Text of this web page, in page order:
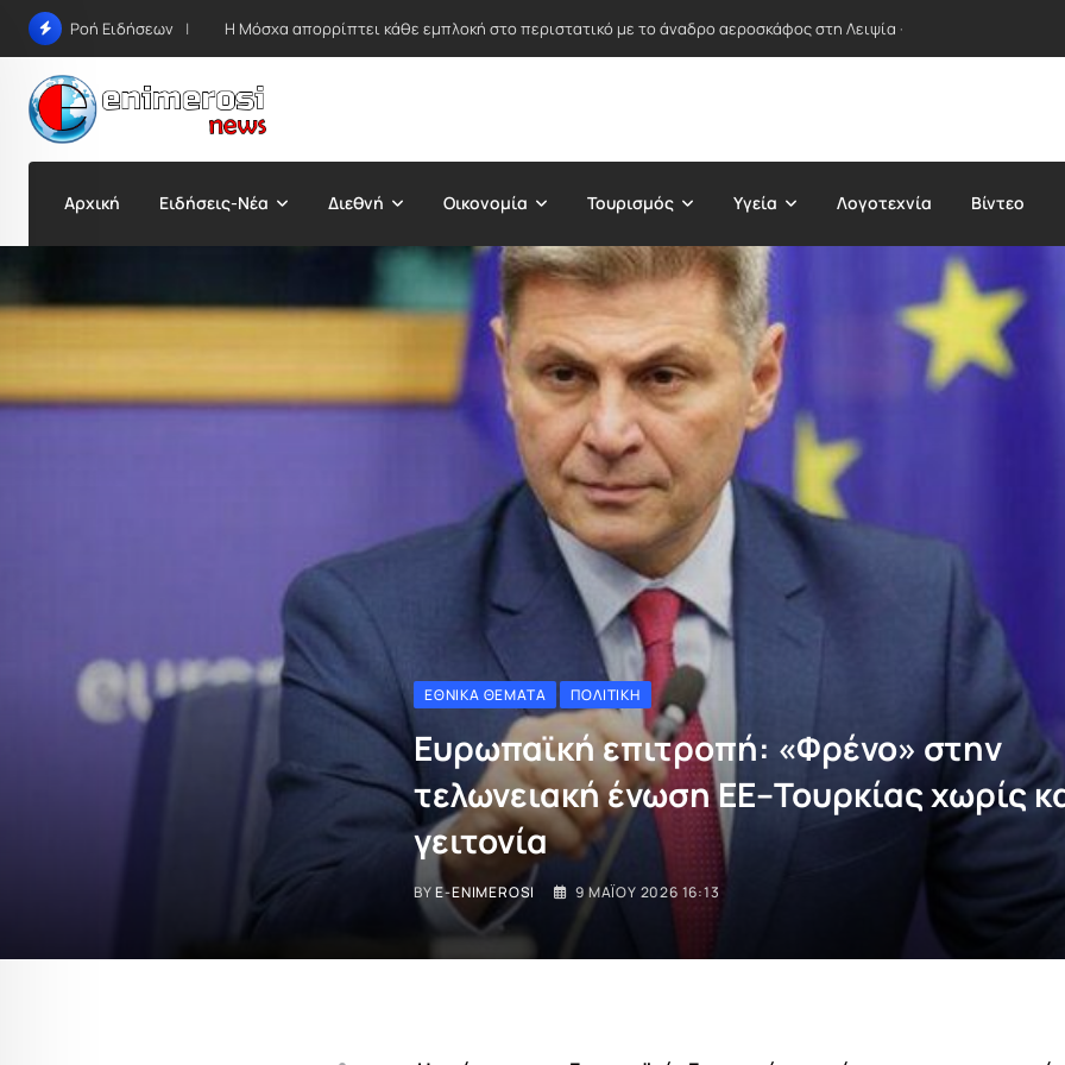
Skip
content
Ροή Ειδήσεων Η Μόσχα απορρίπτει κάθε εμπλοκή στο περιστατικό με το άναδρο αεροσκάφος στη Λειψία – Κάνει λόγο για
Αρχική Ειδήσεις-Νέα Διεθνή Οικονομία Τουρισμός Υγεία Λογοτεχνία Βίντεο
ΕΘΝΙΚΆ ΘΈΜΑΤΑ ΠΟΛΙΤΙΚΉ
Ευρωπαϊκή επιτροπή: «Φρένο» στην
τελωνειακή ένωση ΕΕ–Τουρκίας χωρίς
γειτονία
BYE-ENIMEROSI 9 ΜΑΪ́ΟΥ 2026 16:13